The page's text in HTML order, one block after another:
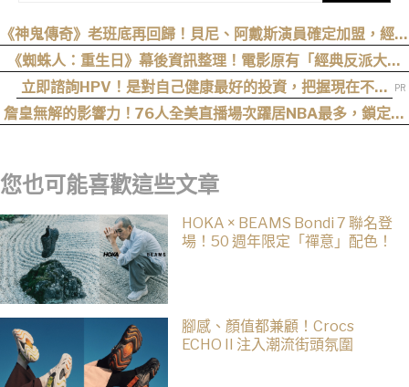
《神鬼傳奇》老班底再回歸！貝尼、阿戴斯演員確定加盟，經典
三部曲陣容持續集結
《蜘蛛人：重生日》幕後資訊整理！電影原有「經典反派大混
戰」，湯姆點名想跟「霹靂火」合作！邁爾斯注定加入 MCU
立即諮詢HPV！是對自己健康最好的投資，把握現在不嫌
晚！
詹皇無解的影響力！76人全美直播場次躍居NBA最多，鎖定開
您也可能喜歡這些文章
HOKA × BEAMS Bondi 7 聯名登
場！50 週年限定「禪意」配色！
腳感、顏值都兼顧！Crocs
ECHO II 注入潮流街頭氛圍